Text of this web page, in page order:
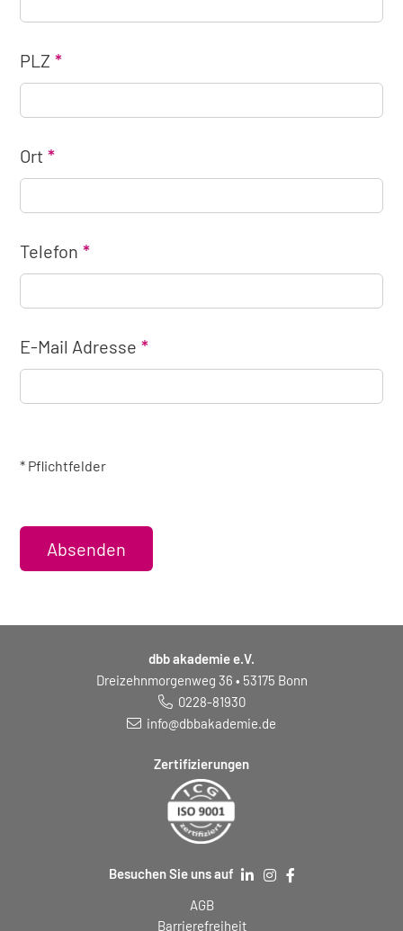
PLZ
Ort
Telefon
E-Mail Adresse
* Pflichtfelder
Absenden
dbb akademie e.V.
Dreizehnmorgenweg 36 • 53175 Bonn
0228-81930
info@dbbakademie.de
Zertifizierungen
Besuchen Sie uns auf
AGB
Barrierefreiheit